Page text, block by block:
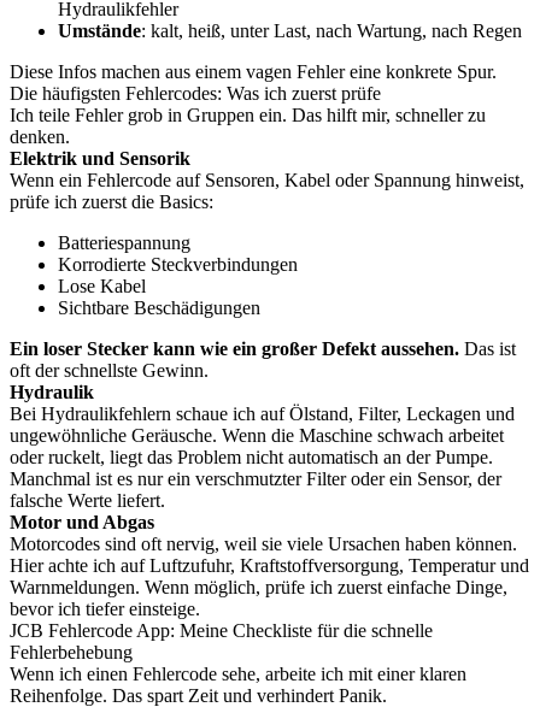
Hydraulikfehler
Umstände: kalt, heiß, unter Last, nach Wartung, nach Regen
Diese Infos machen aus einem vagen Fehler eine konkrete Spur.
Die häufigsten Fehlercodes: Was ich zuerst prüfe
Ich teile Fehler grob in Gruppen ein. Das hilft mir, schneller zu
denken.
Elektrik und Sensorik
Wenn ein Fehlercode auf Sensoren, Kabel oder Spannung hinweist,
prüfe ich zuerst die Basics:
Batteriespannung
Korrodierte Steckverbindungen
Lose Kabel
Sichtbare Beschädigungen
Ein loser Stecker kann wie ein großer Defekt aussehen. Das ist
oft der schnellste Gewinn.
Hydraulik
Bei Hydraulikfehlern schaue ich auf Ölstand, Filter, Leckagen und
ungewöhnliche Geräusche. Wenn die Maschine schwach arbeitet
oder ruckelt, liegt das Problem nicht automatisch an der Pumpe.
Manchmal ist es nur ein verschmutzter Filter oder ein Sensor, der
falsche Werte liefert.
Motor und Abgas
Motorcodes sind oft nervig, weil sie viele Ursachen haben können.
Hier achte ich auf Luftzufuhr, Kraftstoffversorgung, Temperatur und
Warnmeldungen. Wenn möglich, prüfe ich zuerst einfache Dinge,
bevor ich tiefer einsteige.
JCB Fehlercode App: Meine Checkliste für die schnelle
Fehlerbehebung
Wenn ich einen Fehlercode sehe, arbeite ich mit einer klaren
Reihenfolge. Das spart Zeit und verhindert Panik.